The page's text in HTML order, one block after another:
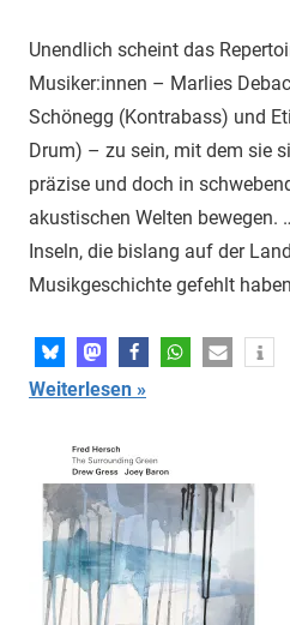
Unendlich scheint das
Musiker:innen – Marlies
Schönegg (Kontrabass) und
Drum) – zu sein, mit dem sie
präzise und doch in
akustischen Welten bewegen.
Inseln, die bislang auf der
Musikgeschichte gefehlt
Weiterlesen